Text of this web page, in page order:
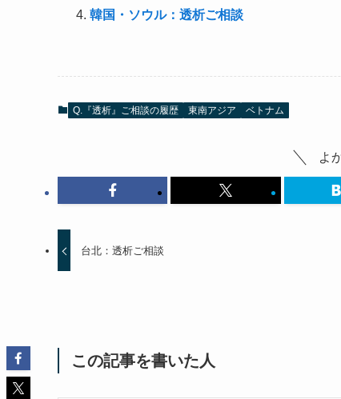
韓国・ソウル：透析ご相談
Q.『透析』ご相談の履歴 東南アジア ベトナム
よ
台北：透析ご相談
この記事を書いた人